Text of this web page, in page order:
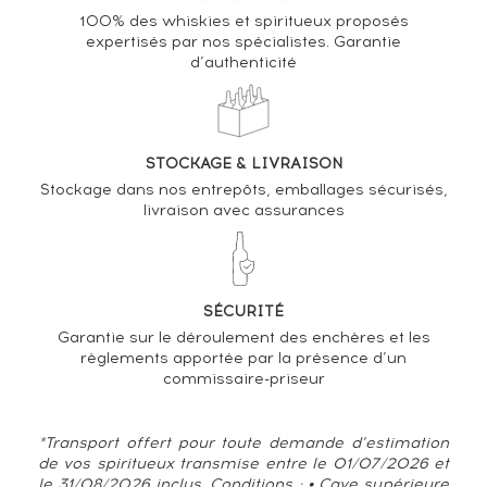
Analyse & Performance du spiritueux
Springbank 11 years 1997 Of. Madeira Wood bottled
2009 Wood Expressions
100% des whiskies et spiritueux proposés
expertisés par nos spécialistes. Garantie
d’authenticité
STOCKAGE & LIVRAISON
Stockage dans nos entrepôts, emballages sécurisés,
livraison avec assurances
SÉCURITÉ
Garantie sur le déroulement des enchères et les
règlements apportée par la présence d’un
commissaire-priseur
*Transport offert pour toute demande d’estimation
de vos spiritueux transmise entre le 01/07/2026 et